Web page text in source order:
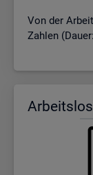
Von der
Zah­len